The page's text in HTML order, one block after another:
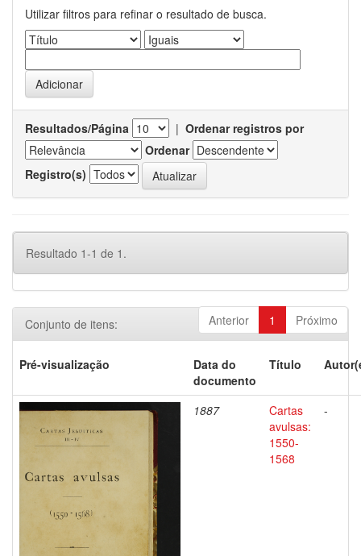
Utilizar filtros para refinar o resultado de busca.
Resultados/Página | Ordenar registros por
Ordenar
Registro(s)
Resultado 1-1 de 1.
Anterior 1 Próximo
Conjunto de itens:
Pré-visualização
Data do
documento
Título
1887
Cartas
avulsas:
1550-
1568
-